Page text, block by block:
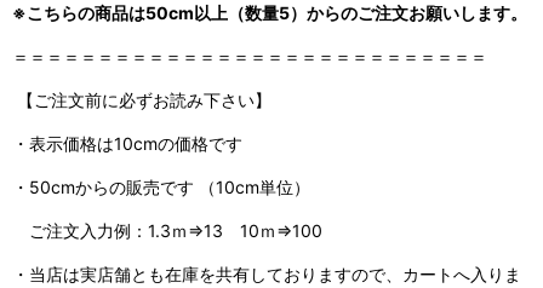
※こちらの商品は50cm以上（数量5）からのご注文お願いします。
＝＝＝＝＝＝＝＝＝＝＝＝＝＝＝＝＝＝＝＝＝＝＝＝＝＝＝＝
【ご注文前に必ずお読み下さい】
・表示価格は10cmの価格です
・50cmからの販売です （10cm単位）
ご注文入力例：1.3ｍ⇒13 10ｍ⇒100
・当店は実店舗とも在庫を共有しておりますので、 カートへ入りま